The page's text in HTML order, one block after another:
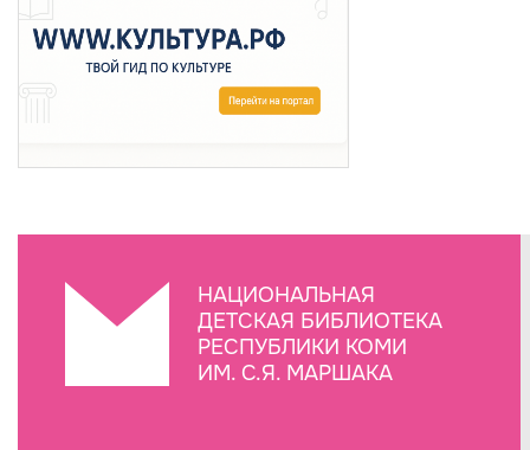
НАЦИОНАЛЬНАЯ
ДЕТСКАЯ БИБЛИОТЕКА
РЕСПУБЛИКИ КОМИ
ИМ. С.Я. МАРШАКА